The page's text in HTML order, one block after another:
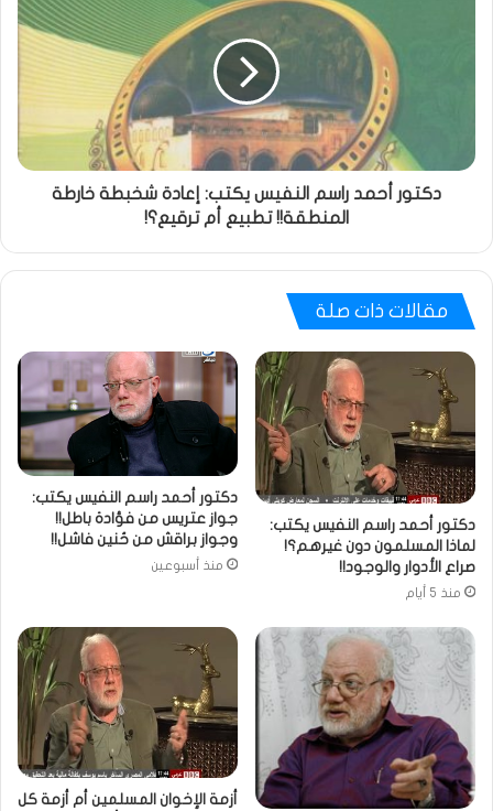
دكتور أحمد راسم النفيس يكتب: إعادة شخبطة خارطة
المنطقة!! تطبيع أم ترقيع؟!
مقالات ذات صلة
دكتور أحمد راسم النفيس يكتب:
لماذا المسلمون دون غيرهم؟!
صراع الأدوار والوجود!!
منذ 5 أيام
دكتور أحمد راسم النفيس يكتب:
جواز عتريس من فؤادة باطل!!
وجواز براقش من حُنين فاشل!!
منذ أسبوعين
أزمة الإخوان المسلمين أم أزمة كل